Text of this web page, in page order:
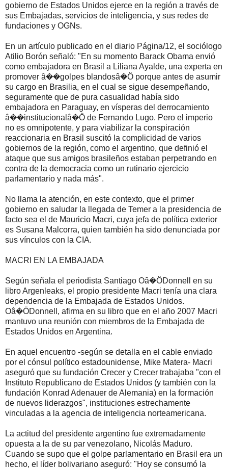
gobierno de Estados Unidos ejerce en la región a través de
sus Embajadas, servicios de inteligencia, y sus redes de
fundaciones y OGNs.
En un artículo publicado en el diario Página/12, el sociólogo
Atilio Borón señaló: "En su momento Barack Obama envió
como embajadora en Brasil a Liliana Ayalde, una experta en
promover â��golpes blandosâ�Ö porque antes de asumir
su cargo en Brasilia, en el cual se sigue desempeñando,
seguramente que de pura casualidad había sido
embajadora en Paraguay, en vísperas del derrocamiento
â��institucionalâ�Ö de Fernando Lugo. Pero el imperio
no es omnipotente, y para viabilizar la conspiración
reaccionaria en Brasil suscitó la complicidad de varios
gobiernos de la región, como el argentino, que definió el
ataque que sus amigos brasileños estaban perpetrando en
contra de la democracia como un rutinario ejercicio
parlamentario y nada más".
No llama la atención, en este contexto, que el primer
gobierno en saludar la llegada de Temer a la presidencia de
facto sea el de Mauricio Macri, cuya jefa de política exterior
es Susana Malcorra, quien también ha sido denunciada por
sus vínculos con la CIA.
MACRI EN LA EMBAJADA
Según señala el periodista Santiago Oâ�ÖDonnell en su
libro Argenleaks, el propio presidente Macri tenía una clara
dependencia de la Embajada de Estados Unidos.
Oâ�ÖDonnell, afirma en su libro que en el año 2007 Macri
mantuvo una reunión con miembros de la Embajada de
Estados Unidos en Argentina.
En aquel encuentro -según se detalla en el cable enviado
por el cónsul político estadounidense, Mike Matera- Macri
aseguró que su fundación Crecer y Crecer trabajaba "con el
Instituto Republicano de Estados Unidos (y también con la
fundación Konrad Adenauer de Alemania) en la formación
de nuevos liderazgos", instituciones estrechamente
vinculadas a la agencia de inteligencia norteamericana.
La actitud del presidente argentino fue extremadamente
opuesta a la de su par venezolano, Nicolás Maduro.
Cuando se supo que el golpe parlamentario en Brasil era un
hecho, el líder bolivariano aseguró: "Hoy se consumó la